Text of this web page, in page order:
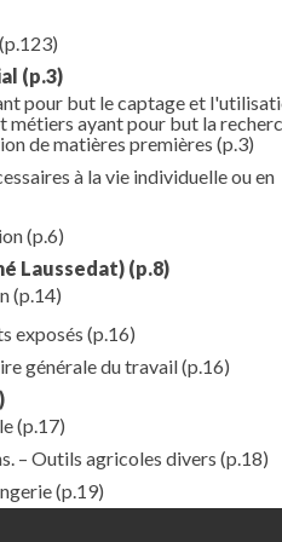
(p.123)
(p.3)
pour but le captage et
métiers ayant pour but la
de matières premières (p.3)
à la vie individuelle ou en
(p.6)
Laussedat) (p.8)
(p.14)
exposés (p.16)
générale du travail(p.16)
(p.17)
– Outils agricoles divers (p.18)
(p.19)